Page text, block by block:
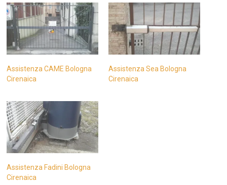
Assistenza CAME Bologna
Cirenaica
Assistenza Sea Bologna
Cirenaica
Assistenza Fadini Bologna
Cirenaica